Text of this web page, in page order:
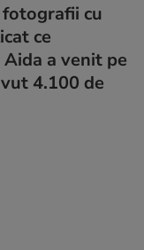
cu
ce
a venit pe
4.100 de